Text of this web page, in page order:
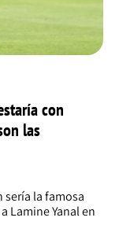
con
las
sería la famosa
Lamine Yanal en